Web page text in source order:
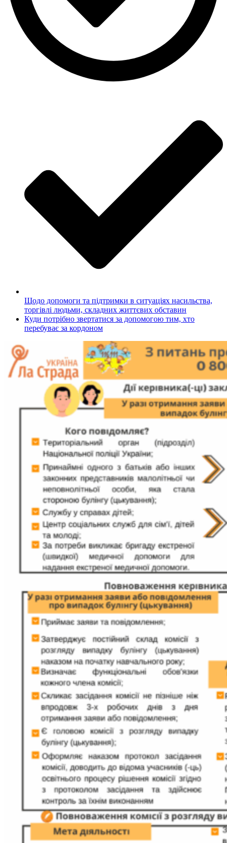
Щодо допомоги та підтримки в ситуаціях насильства,
торгівлі людьми, складних життєвих обставин
Куди потрібно звертатися за допомогою тим, хто
перебуває за кордоном